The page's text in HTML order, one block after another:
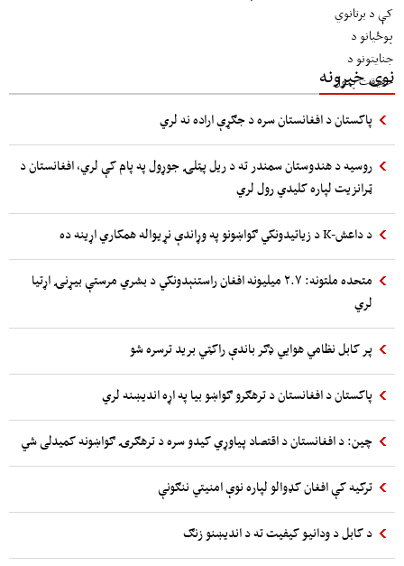
نوی خبرونه
پاکستان د افغانستان سره د جګړې اراده نه لري
روسیه د هندوستان سمندر ته د ریل پټلۍ جوړول په پام کې لري، افغانستان د
ټرانزیت لپاره کلیدي رول لري
د داعش-K د زیاتیدونکي ګواښونو په وړاندې نړیواله همکاري اړینه ده
متحده ملتونه: ۲.۷ میلیونه افغان راستنېدونکي د بشري مرستې بیړنۍ اړتیا
لري
پر کابل نظامي هوایي ډګر باندې راکټي برید ترسره شو
پاکستان د افغانستان د ترهګرو ګواښو بیا په اړه اندیښنه لري
چین: د افغانستان د اقتصاد پیاوړي کیدو سره د ترهګرۍ ګواښونه کمیدلی شي
ترکیه کې افغان کډوالو لپاره نوې امنیتي ننګونې
د کابل د ودانیو کیفیت ته د اندیښنو زنګ